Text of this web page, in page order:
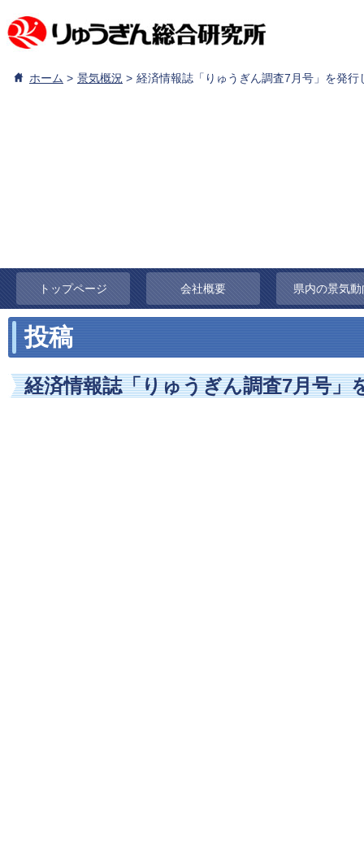
ホーム 景気概況 経済情報誌「りゅうぎん調査7月号」を発行
トップページ 会社概要 県内の景気動
投稿
経済情報誌「りゅうぎん調査7月号」